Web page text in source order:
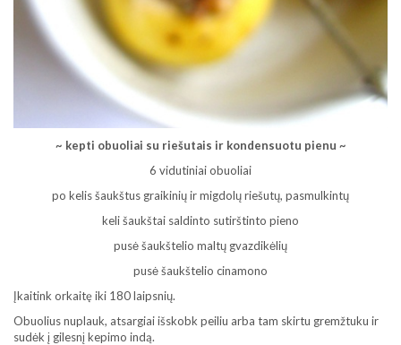
~ kepti obuoliai su riešutais ir kondensuotu pienu ~
6 vidutiniai obuoliai
po kelis šaukštus graikinių ir migdolų riešutų, pasmulkintų
keli šaukštai saldinto sutirštinto pieno
pusė šaukštelio maltų gvazdikėlių
pusė šaukštelio cinamono
Įkaitink orkaitę iki 180 laipsnių.
Obuolius nuplauk, atsargiai išskobk peiliu arba tam skirtu gremžtuku ir
sudėk į gilesnį kepimo indą.